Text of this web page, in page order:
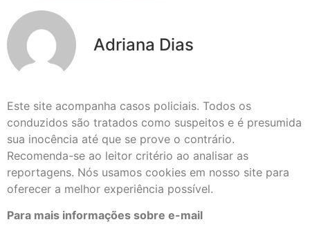
Adriana Dias
Este site acompanha casos policiais. Todos os
conduzidos são tratados como suspeitos e é presumida
sua inocência até que se prove o contrário.
Recomenda-se ao leitor critério ao analisar as
reportagens. Nós usamos cookies em nosso site para
oferecer a melhor experiência possível.
Para mais informações sobre e-mail